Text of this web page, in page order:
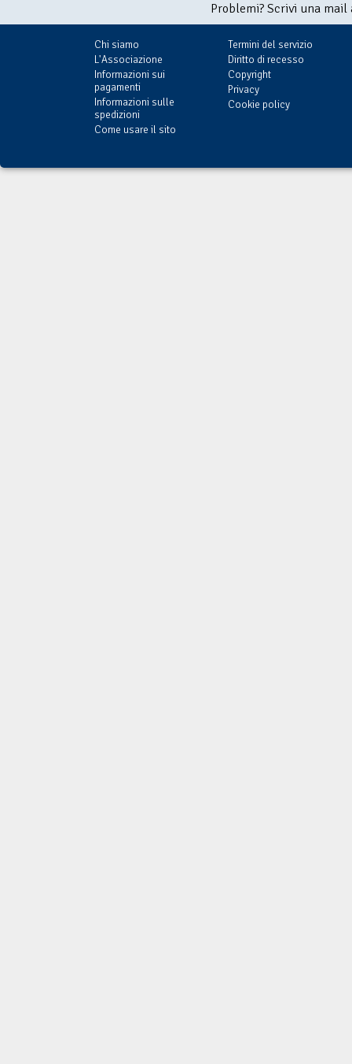
Problemi? Scrivi una
Chi siamo
L'Associazione
Informazioni sui
pagamenti
Informazioni sulle
spedizioni
Come usare il sito
Termini del servizio
Diritto di recesso
Copyright
Privacy
Cookie policy